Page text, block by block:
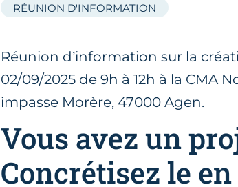
RÉUNION D'INFORMATION
Réunion d’information sur la
02/09/2025 de 9h à 12h à la CMA
impasse Morère, 47000 Agen.
Vous avez un
Concrétisez le